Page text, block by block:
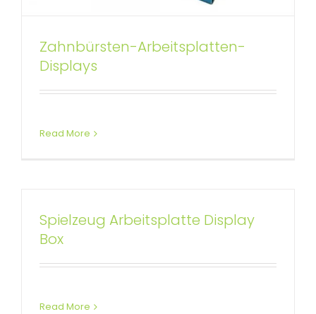
Zahnbürsten-Arbeitsplatten-
Displays
Read More
Spielzeug Arbeitsplatte Display
Box
Read More
Individuell bedruckte
Benutzerdefinierte Thekendisplays